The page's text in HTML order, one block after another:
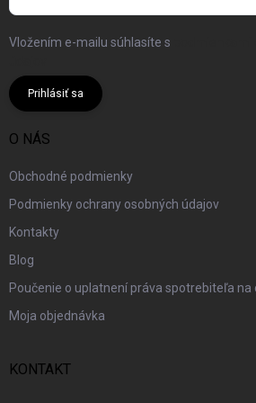
Vložením e-mailu súhlasíte s
Prihlásiť sa
O NÁS
Obchodné podmienky
Podmienky ochrany osobných údajov
Kontakty
Blog
Poučenie o uplatnení práva spotrebiteľa na
Moja objednávka
KONTAKT